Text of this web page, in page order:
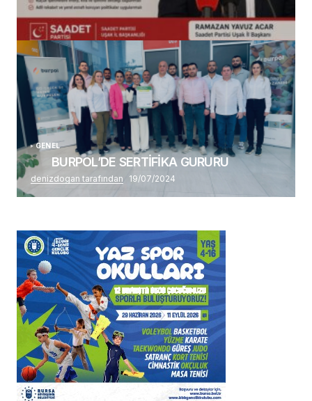
(başlıksız)
Alaattin Karahan tarafından 14/07/2026
GENEL
BURPOL’DE SERTİFİKA GURURU
denizdogan tarafından 19/07/2024